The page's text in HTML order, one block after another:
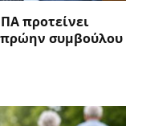
προτείνει
πρώην συμβούλου